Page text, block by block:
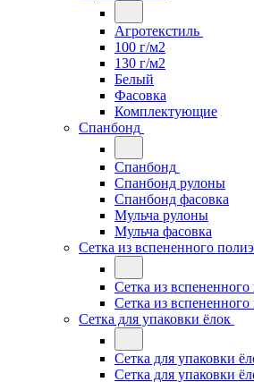
Агротекстиль
100 г/м2
130 г/м2
Белый
Фасовка
Комплектующие
Спанбонд
Спанбонд
Спанбонд рулоны
Спанбонд фасовка
Мульча рулоны
Мульча фасовка
Сетка из вспененного
Сетка из вспененного
Сетка из вспененного
Сетка для упаковки ёлок
Сетка для упаковки
Сетка для упаковки